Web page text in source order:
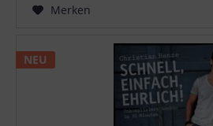
Merken
NEU